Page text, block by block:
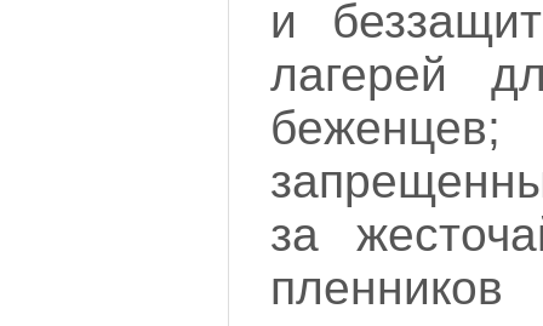
и
лагерей
за